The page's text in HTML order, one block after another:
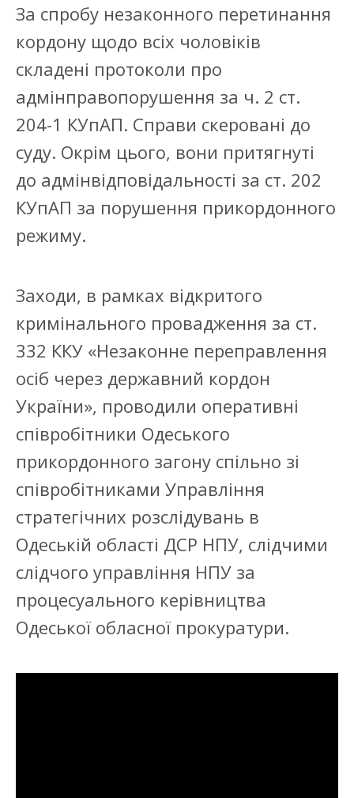
За спробу незаконного перетинання
кордону щодо всіх чоловіків
складені протоколи про
адмінправопорушення за ч. 2 ст.
204-1 КУпАП. Справи скеровані до
суду. Окрім цього, вони притягнуті
до адмінвідповідальності за ст. 202
КУпАП за порушення прикордонного
режиму.
Заходи, в рамках відкритого
кримінального провадження за ст.
332 ККУ «Незаконне переправлення
осіб через державний кордон
України», проводили оперативні
співробітники Одеського
прикордонного загону спільно зі
співробітниками Управління
стратегічних розслідувань в
Одеській області ДСР НПУ, слідчими
слідчого управління НПУ за
процесуального керівництва
Одеської обласної прокуратури.